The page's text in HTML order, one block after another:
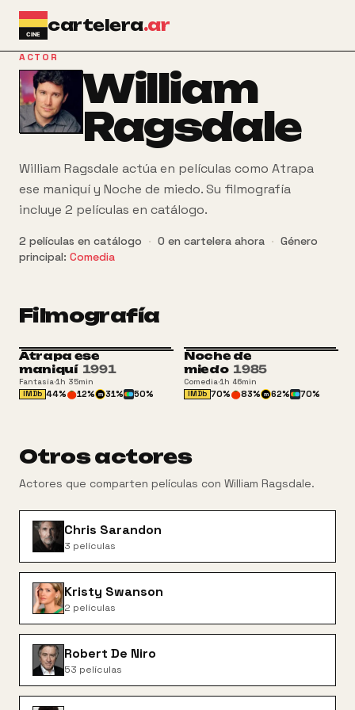
Ir al contenido principal
cartelera.ar
ACTOR
William
Ragsdale
William Ragsdale actúa en películas como Atrapa
ese maniquí y Noche de miedo. Su filmografía
incluye 2 películas en catálogo.
2 películas en catálogo · 0 en cartelera ahora · Género
principal: Comedia
Filmografía
Atrapa ese
maniquí 1991
Fantasía·1h 35min
IMDb 44% 12% m 31% 50%
Noche de
miedo 1985
Comedia·1h 46min
IMDb 70% 83% m 62% 70%
Otros actores
Actores que comparten películas con William Ragsdale.
Chris Sarandon
3 películas
Kristy Swanson
2 películas
Robert De Niro
53 películas